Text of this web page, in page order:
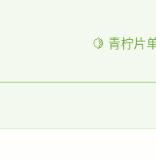
🍋 青柠片